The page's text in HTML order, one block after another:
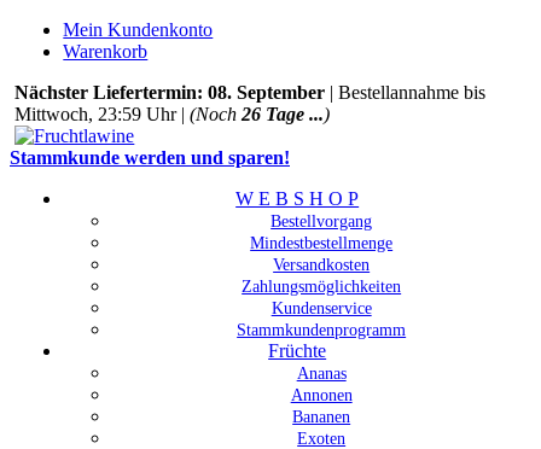
Mein Kundenkonto
Warenkorb
Nächster Liefertermin: 08. September | Bestellannahme bis
Mittwoch, 23:59 Uhr |(Noch26 Tage ...)
Stammkunde werden und sparen!
W E B S H O P
Bestellvorgang
Mindestbestellmenge
Versandkosten
Zahlungsmöglichkeiten
Kundenservice
Stammkundenprogramm
Früchte
Ananas
Annonen
Bananen
Exoten